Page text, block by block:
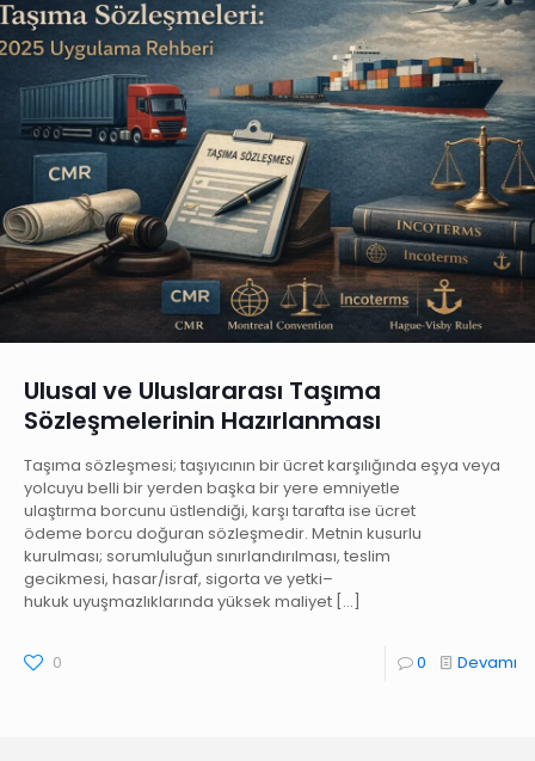
Ulusal ve Uluslararası Taşıma
Sözleşmelerinin Hazırlanması
Taşıma sözleşmesi; taşıyıcının bir ücret karşılığında eşya veya
yolcuyu belli bir yerden başka bir yere emniyetle
ulaştırma borcunu üstlendiği, karşı tarafta ise ücret
ödeme borcu doğuran sözleşmedir. Metnin kusurlu
kurulması; sorumluluğun sınırlandırılması, teslim
gecikmesi, hasar/israf, sigorta ve yetki–
hukuk uyuşmazlıklarında yüksek maliyet […]
0 0 Devamı